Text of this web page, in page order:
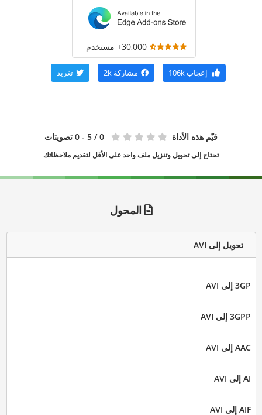
30,000+ مستخدم
إعجاب106k مشاركة 2k تغريد
قيّم هذه الأداة 0 / 5 - 0 تصويتات
تحتاج إلى تحويل وتنزيل ملف واحد على الأقل لتقديم ملاحظاتك
المحول
تحويل إلى AVI
3GP إلى AVI
3GPP إلى AVI
AAC إلى AVI
AI إلى AVI
AIF إلى AVI